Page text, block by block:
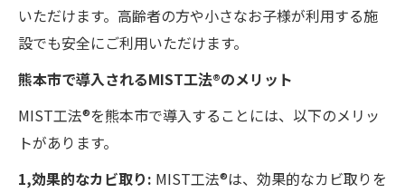
いただけます。高齢者の方や小さなお子様が利用する施
設でも安全にご利用いただけます。
熊本市で導入されるMIST工法®のメリット
MIST工法®を熊本市で導入することには、以下のメリッ
トがあります。
1,効果的なカビ取り: MIST工法®は、効果的なカビ取りを